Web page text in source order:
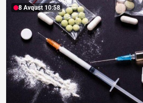
8 Avqust 10:58